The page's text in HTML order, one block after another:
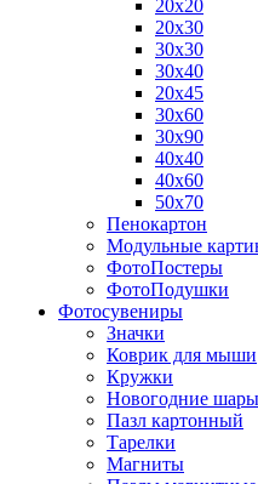
20х20
20х30
30х30
30х40
20х45
30х60
30х90
40х40
40х60
50х70
Пенокартон
Модульные
ФотоПостеры
ФотоПодушки
Фотоcувениры
Значки
Коврик для мыши
Кружки
Новогодние шары
Пазл картонный
Тарелки
Магниты